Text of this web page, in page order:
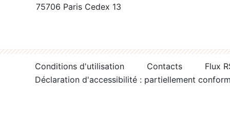
75706 Paris Cedex 13
Conditions d'utilisation Contacts
Flux
Déclaration d'accessibilité : partiellement